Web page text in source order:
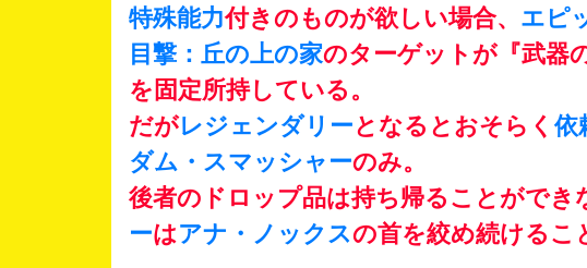
特殊能力付きのものが欲しい場合、 エピ
目撃：丘の上の家のターゲットが『武器
を固定所持している。
だがレジェンダリーとなるとおそらく 依
ダム・スマッシャーのみ。
後者のドロップ品は持ち帰ることができ
ーはアナ・ノックスの首を絞め続けるこ